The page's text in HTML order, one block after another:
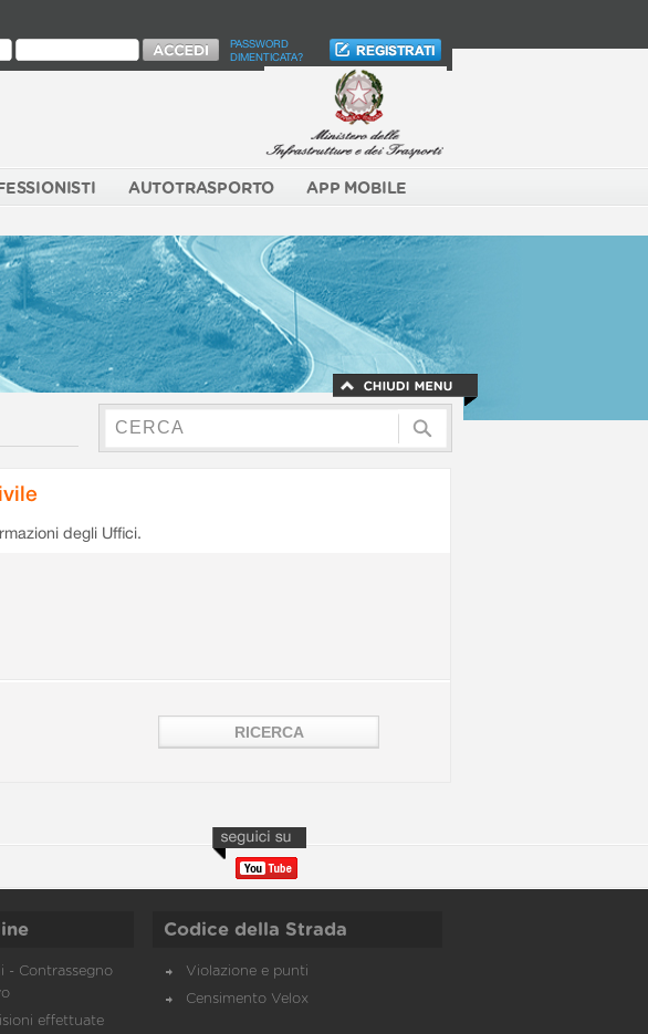
PASSWORD
DIMENTICATA?
AUTOTRASPORTO APP MOBILE
degli Uffici.
- Contrassegno
effettuate
Codice della Strada
Violazione e punti
Censimento Velox